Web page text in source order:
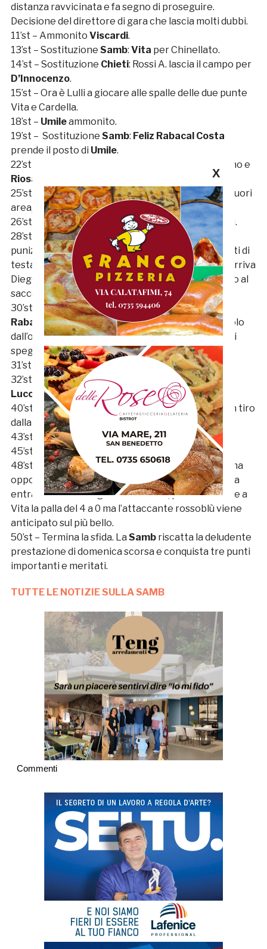
distanza ravvicinata e fa segno di proseguire.
Decisione del direttore di gara che lascia molti dubbi.
11’st – Ammonito Viscardi.
13’st – Sostituzione Samb: Vita per Chinellato.
14’st – Sostituzione Chieti: Rossi A. lascia il campo per
D’Innocenzo.
15’st – Ora è Lulli a giocare alle spalle delle due punte
Vita e Cardella.
18’st – Umileammonito.
19’st – Sostituzione Samb: Feliz Rabacal Costa
prende il posto di Umile.
22’st – Sostituzione
per Palmisano e
Riosa
25’st – Masawoud prova la conclusione al volo da fuori
area, ma il suo tiro si spegne sul fondo.
26’st – Sostituzione
Samb:Mautheper Zaffagnini.
28’st –
GOOOOOOLLL DELLA SAAAMB. Calcio di
punizione battuto da
Proia, Migliorini
anticipa tutti di
testa e, prima che la palla superi la linea di porta, arriva
Diego Vita che di sinistro spedisce la sfera in fondo al
sacco.
30’st –
GOOOOOOOL DELLA SAAAAAAAMB.Feliz
Rabacal Costasigla un gol straordinario: tiro al volo
dall’out di destra dell’area neroverde e sfera che si
spegne alle spalle di un increduloVitiello.
31’st – AmmonitoCesario
32’st – SostituzioneSamb
per Lulli e
Luccariniper Murati.
40’st – IlChieti
prova a rendersi pericoloso con un tiro
dalla distanza che sfiora il palo alla destra diBerti
43’st – Sostituzione Chieti:Di Renzo Spinelli
45’st – 5 minuti di recupero.
48’st –
OCCASIONE SAMB.I rossoblù hanno l’ultima
opportunità del match: Proia ruba palla e, una volta
entrato in area di rigore abruzzese, prova a servire a
Vita la palla del 4 a 0 ma l’attaccante rossoblù viene
anticipato sul più bello.
50’st – Termina la sfida. La Sambriscatta la deludente
prestazione di domenica scorsa e conquista tre punti
importanti e meritati.
TUTTE LE NOTIZIE SULLA SAMB
Commenti
X